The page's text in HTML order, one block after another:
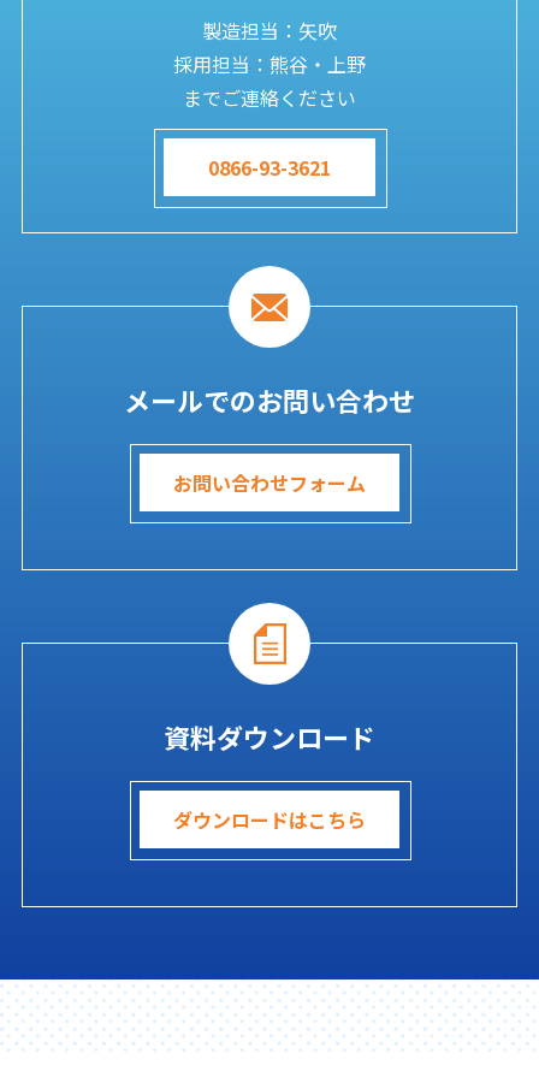
製造担当：矢吹
採用担当：熊谷・上野
までご連絡ください
0866-93-3621
メールでのお問い合わせ
お問い合わせフォーム
資料ダウンロード
ダウンロードはこちら